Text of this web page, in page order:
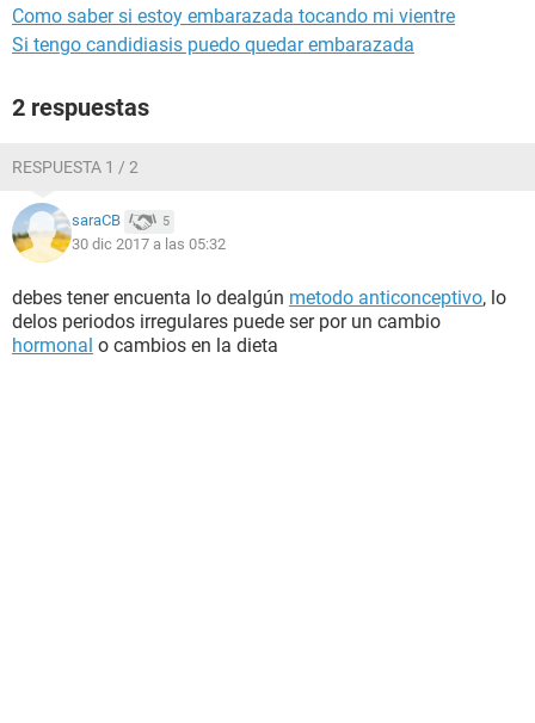
Como saber si estoy embarazada tocando mi vientre
Si tengo candidiasis puedo quedar embarazada
2 respuestas
RESPUESTA 1 / 2
saraCB 5
30 dic 2017 a las 05:32
debes tener encuenta lo dealgún metodo anticonceptivo, lo
delos periodos irregulares puede ser por un cambio
hormonal o cambios en la dieta